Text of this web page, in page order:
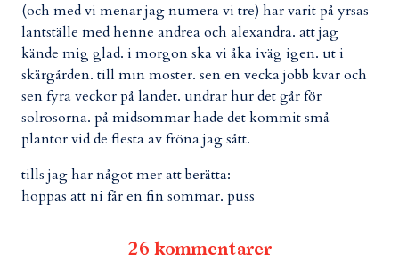
(och med vi menar jag numera vi tre) har varit på yrsas
lantställe med henne andrea och alexandra. att jag
kände mig glad. i morgon ska vi åka iväg igen. ut i
skärgården. till min moster. sen en vecka jobb kvar och
sen fyra veckor på landet. undrar hur det går för
solrosorna. på midsommar hade det kommit små
plantor vid de flesta av fröna jag sått.
tills jag har något mer att berätta:
hoppas att ni får en fin sommar. puss
26 kommentarer